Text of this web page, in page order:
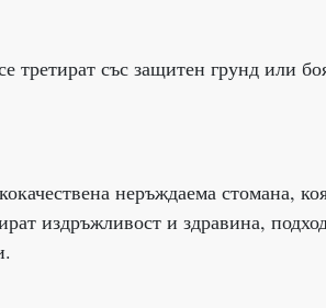
третират със защитен грунд или
неръждаема стомана,
издръжливост и здравина,